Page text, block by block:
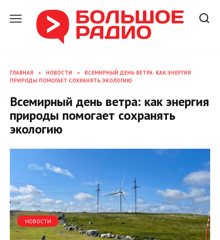
содержанию
ГЛАВНАЯ » НОВОСТИ »
ВСЕМИРНЫЙ ДЕНЬ ВЕТРА: КАК ЭНЕРГИЯ
ПРИРОДЫ ПОМОГАЕТ СОХРАНЯТЬ ЭКОЛОГИЮ
Всемирный день ветра: как энергия
природы помогает сохранять
экологию
НОВОСТИ